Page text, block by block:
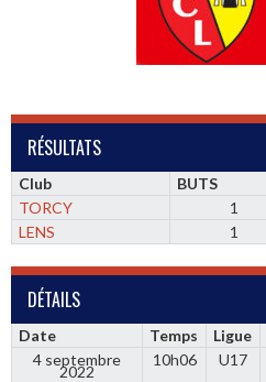
RÉSULTATS
Club BUTS
TORCY
1
LENS
1
DÉTAILS
Date Temps Ligue
4 septembre
2022
10h06 U17